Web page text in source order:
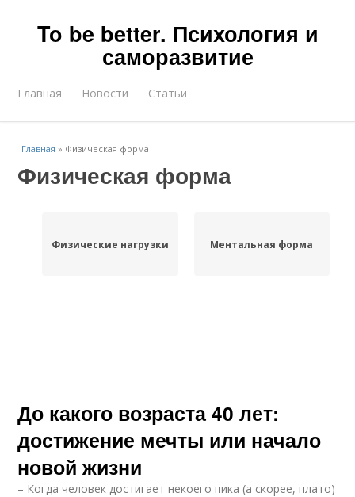
To be better. Психология и
саморазвитие
Главная Новости Статьи
Главная » Физическая форма
Физическая форма
Физические нагрузки Ментальная форма
До какого возраста 40 лет:
достижение мечты или начало
новой жизни
– Когда человек достигает некоего пика (а скорее, плато)